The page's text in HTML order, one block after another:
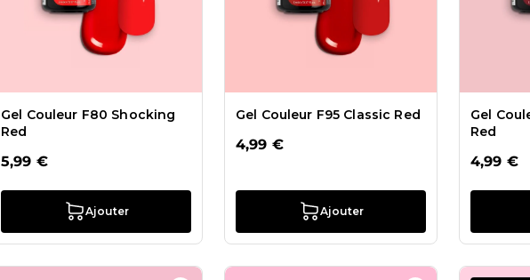
Gel Couleur F80 Shocking
Red
5,99 €
Ajouter
Gel Couleur F95 Classic Red
4,99 €
Ajouter
Gel
Red
4,99 €